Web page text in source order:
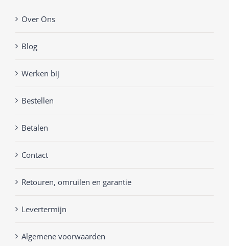
Over Ons
Blog
Werken bij
Bestellen
Betalen
Contact
Retouren, omruilen en garantie
Levertermijn
Algemene voorwaarden